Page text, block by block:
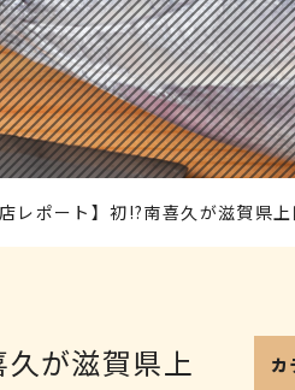
レポート】初!?南喜久が滋賀県
久が滋賀県上
カ